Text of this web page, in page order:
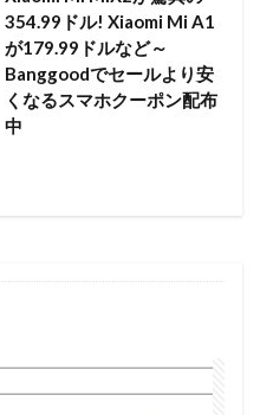
354.99ドル! Xiaomi Mi A1
が179.99ドルなど～
Banggoodでセールより安
くなるスマホクーポン配布
中